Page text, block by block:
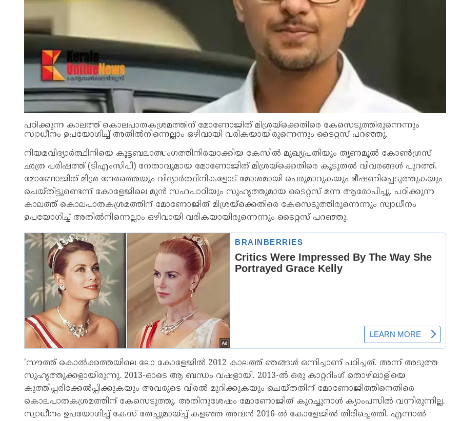
പഠിക്കുന്ന കാലത്ത് കൊലപാതകശ്രമത്തിന് മോണോജിത് മിശ്രയ്ക്കെതിരെ കേസെടുത്തിരുന്നെന്നും
സ്വാധീനം ഉപയോഗിച്ച് അതില്‍നിന്നെല്ലാം ഒഴിവായി വരികയായിരുന്നെന്നും ടൈറ്റസ് പറഞ്ഞു.
നിയമവിദ്യാര്‍ത്ഥിനിയെ കൂട്ടബലാത്സംഗത്തിനിരയാക്കിയ കേസില്‍ മുഖ്യപ്രതിയും തൃണമൂല്‍ കോണ്‍ഗ്രസ്
ഛത്ര പരിഷത്ത് (ടിഎംസിപി) നേതാവുമായ മോണോജിത് മിശ്രയ്ക്കെതിരെ കൂടുതല്‍ വിവരങ്ങള്‍ പുറത്ത്.
മോണോജിത് മിശ്ര നേരത്തെയും വിദ്യാര്‍ത്ഥിനികളോട് മോശമായി പെരുമാറുകയും ഭീഷണിപ്പെടുത്തുകയും
ചെയ്തിട്ടുണ്ടെന്ന് കോളേജിലെ മുന്‍ സഹപാഠിയും സുഹൃത്തുമായ ടൈറ്റസ് മന്ന ആരോപിച്ചു. പഠിക്കുന്ന
കാലത്ത് കൊലപാതകശ്രമത്തിന് മോണോജിത് മിശ്രയ്ക്കെതിരെ കേസെടുത്തിരുന്നെന്നും സ്വാധീനം
ഉപയോഗിച്ച് അതില്‍നിന്നെല്ലാം ഒഴിവായി വരികയായിരുന്നെന്നും ടൈറ്റസ് പറഞ്ഞു.
'സൗത്ത് കൊല്‍ക്കത്തയിലെ ലോ കോളേജില്‍ 2012 കാലത്ത് ഞങ്ങള്‍ ഒന്നിച്ചാണ് പഠിച്ചത്. അന്ന് അടുത്ത
സുഹൃത്തുക്കളായിരുന്നു. 2013-ഓടെ ആ ബന്ധം വഷളായി. 2013-ല്‍ ഒരു കാറ്ററിംഗ് തൊഴിലാളിയെ
കുത്തിപ്പരിക്കേല്‍പ്പിക്കുകയും അവരുടെ വിരല്‍ മുറിക്കുകയും ചെയ്തതിന് മോണോജിത്തിനെതിരെ
കൊലപാതകശ്രമത്തിന് കേസെടുത്തു. അതിനുശേഷം മോണോജിത് കുറച്ചുനാള്‍ ക്യാംപസില്‍ വന്നിരുന്നില്ല.
സ്വാധീനം ഉപയോഗിച്ച് കേസ് തേച്ചുമായ്ച്ച് കളഞ്ഞ അവന്‍ 2016-ല്‍ കോളേജില്‍ തിരിച്ചെത്തി. എന്നാല്‍